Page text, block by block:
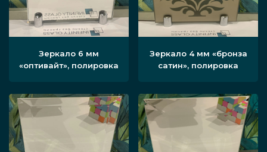
Зеркало 6 мм
«оптивайт», полировка
Зеркало 4 мм «бронза
сатин», полировка